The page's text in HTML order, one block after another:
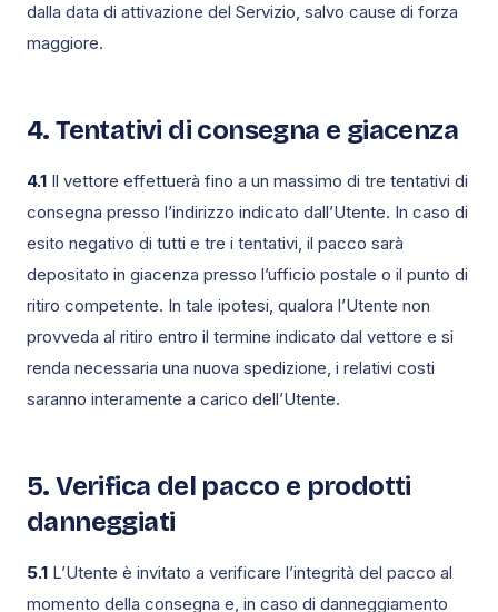
dalla data di attivazione del Servizio, salvo cause di forza
maggiore.
4. Tentativi di consegna e giacenza
4.1 Il vettore effettuerà fino a un massimo di tre tentativi di
consegna presso l’indirizzo indicato dall’Utente. In caso di
esito negativo di tutti e tre i tentativi, il pacco sarà
depositato in giacenza presso l’ufficio postale o il punto di
ritiro competente. In tale ipotesi, qualora l’Utente non
provveda al ritiro entro il termine indicato dal vettore e si
renda necessaria una nuova spedizione, i relativi costi
saranno interamente a carico dell’Utente.
5. Verifica del pacco e prodotti
danneggiati
5.1 L’Utente è invitato a verificare l’integrità del pacco al
momento della consegna e, in caso di danneggiamento